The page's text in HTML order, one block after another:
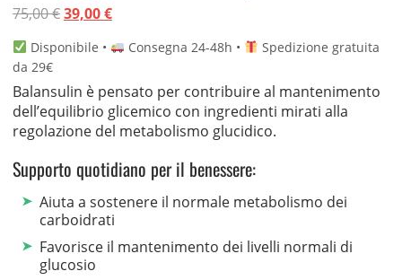
su 5 su
base di
75,00€Il
originale
75,00 €.
39,00€Il
attuale
39,00 €.
Disponibile • Consegna 24-48h •
Spedizione gratuita
da 29€
Balansulin è pensato per contribuire al mantenimento
dell’equilibrio glicemico con ingredienti mirati alla
regolazione del metabolismo glucidico.
Supporto quotidiano per il benessere:
Aiuta a sostenere il normale metabolismo dei
carboidrati
Favorisce il mantenimento dei livelli normali di
glucosio